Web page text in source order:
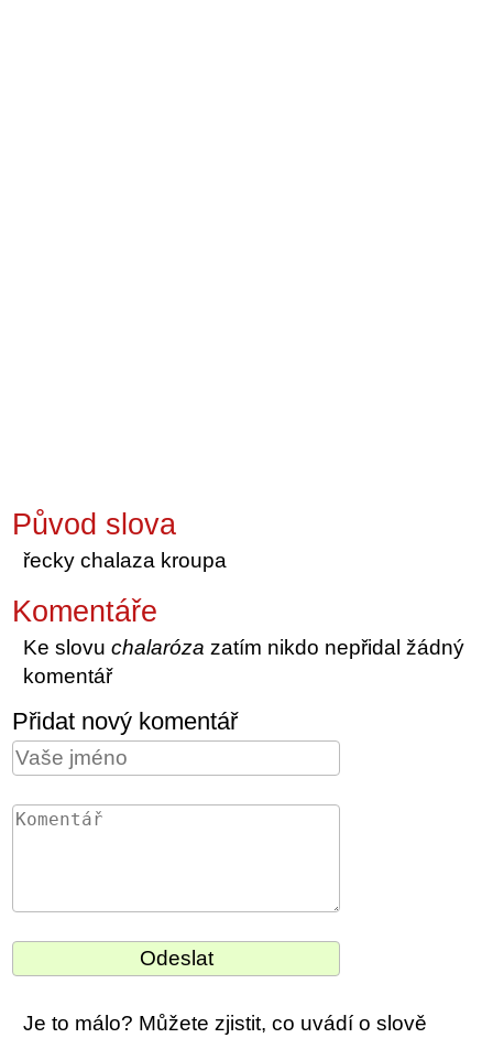
Původ slova
řecky chalaza kroupa
Komentáře
Ke slovuchalaróza zatím nikdo nepřidal žádný
komentář
Přidat nový komentář
Je to málo? Můžete zjistit, co uvádí o slově